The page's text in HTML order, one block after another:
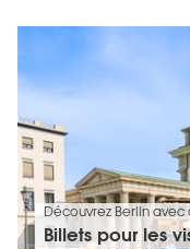
Découvrez Berlin avec
Billets pour les